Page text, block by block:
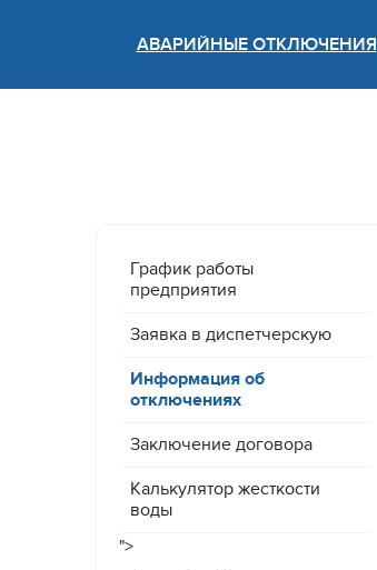
АВАРИЙНЫЕ ОТКЛЮЧЕНИЯ
График работы
предприятия
Заявка в диспетчерскую
Информация об
отключениях
Заключение договора
Калькулятор жесткости
воды
">